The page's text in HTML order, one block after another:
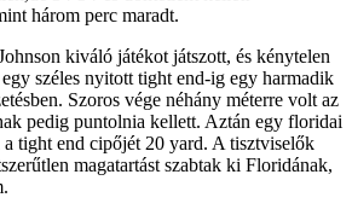
három perc maradt.
kiváló játékot játszott, és kénytelen
széles nyitott tight end-ig egy harmadik
Szoros vége néhány méterre volt az
pedig puntolnia kellett. Aztán egy floridai
tight end cipőjét 20 yard. A tisztviselők
magatartást szabtak ki Floridának,